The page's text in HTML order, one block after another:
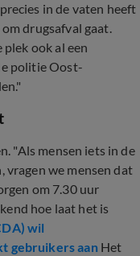
in de vaten heeft
drugsafval gaat.
plek ook al een
politie Oost-
"Als mensen iets in de
vragen we mensen dat
om 7.30 uur
hoe laat het is
wil
gebruikers aanHet